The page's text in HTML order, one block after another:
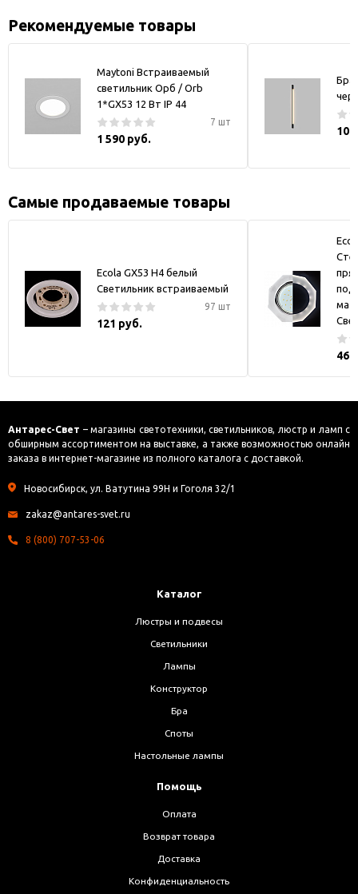
Рекомендуемые товары
Maytoni Встраиваемый
светильник Орб / Orb
1*GX53 12 Вт IP 44
7 шт
1 590 руб.
Бра
10
Самые продаваемые товары
Ecola GX53 H4 белый
Светильник встраиваемый
97 шт
121 руб.
Антарес-Свет – магазины светотехники, светильников, люстр и ламп с
обширным ассортиментом на выставке, а также возможностью онлайн
заказа в интернет-магазине из полного каталога с доставкой.
Новосибирск, ул. Ватутина 99Н и Гоголя 32/1
zakaz@antares-svet.ru
8 (800) 707-53-06
Каталог
Люстры и подвесы
Светильники
Лампы
Конструктор
Бра
Споты
Настольные лампы
Помощь
Оплата
Возврат товара
Доставка
Конфиденциальность